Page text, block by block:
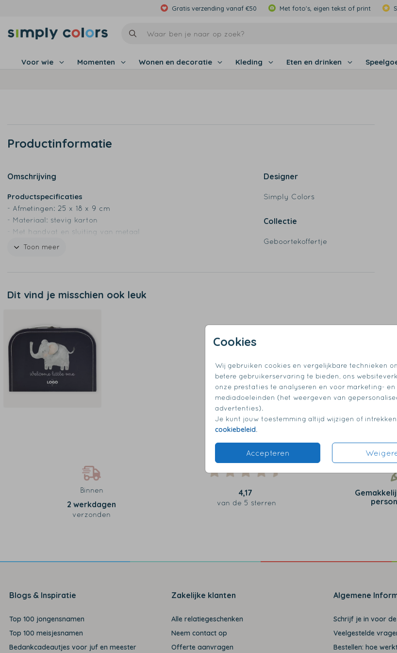
Gratis verzending vanaf €50 Met foto's, eigen tekst of print
Voor wie Momenten Wonen en decoratie Kleding Eten en drinken
Cookies
Wij gebruiken cookies en vergelijkbare technieken
betere gebruikerservaring te bieden, ons
onze prestaties te analyseren en voor marketing- en
mediadoeleinden (het weergeven van
advertenties).
Je kunt jouw toestemming altijd wijzigen of
cookiebeleid.
Accepteren
Productinformatie
Omschrijving
Productspecificaties
- Afmetingen: 25 x 18 x 9 cm
- Materiaal: stevig karton
- Met handvat en sluiting van metaal
- Met extra laag papier aan de binnenkant voor extra
Toon meer
Designer
Simply Colors
Collectie
Geboortekoffertje
Dit vind je misschien ook leuk
Binnen
2 werkdagen
verzonden
4,17
van de 5 sterren
Blogs & Inspiratie
Top 100 jongensnamen
Top 100 meisjesnamen
Bedankcadeautjes voor juf en meester
Zakelijke klanten
Alle relatiegeschenken
Neem contact op
Offerte aanvragen
Algemene
Schrijf je in voor
Veelgestelde
Bestellen: hoe